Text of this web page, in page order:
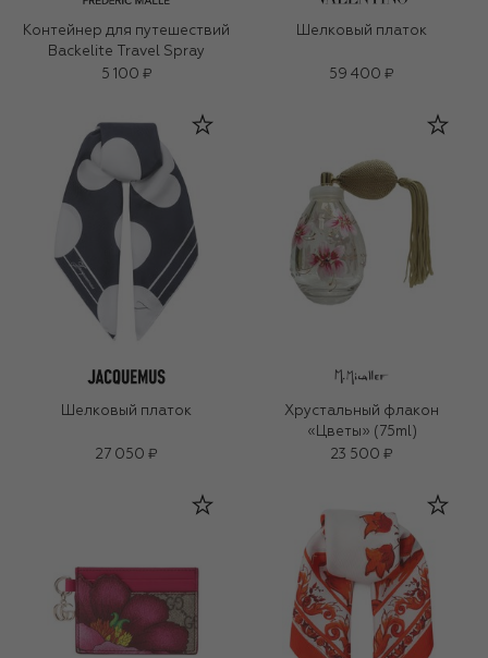
Контейнер для путешествий
Backelite Travel Spray
5 100 ₽
Шелковый платок
59 400 ₽
Шелковый платок
27 050 ₽
Хрустальный флакон
«Цветы» (75ml)
23 500 ₽